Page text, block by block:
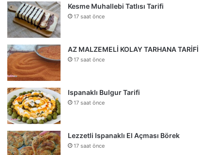
Kesme Muhallebi Tatlısı Tarifi
17 saat önce
AZ MALZEMELİ KOLAY TARHANA TARİFİ
17 saat önce
Ispanaklı Bulgur Tarifi
17 saat önce
Lezzetli Ispanaklı El Açması Börek
17 saat önce